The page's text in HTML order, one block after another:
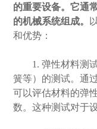
的重要设备。它通
的机械系统组成。
和优势：
1. 弹性材料测试
簧等）的测试。通
可以评估材料的弹
数。这种测试对于